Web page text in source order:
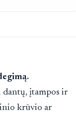
dantų, įtampos ir
krūvio ar